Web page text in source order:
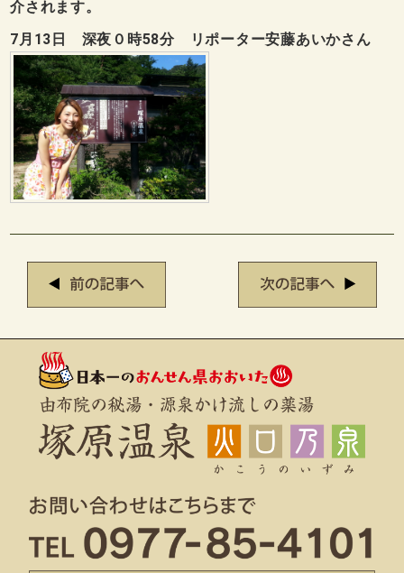
介されます。
7月13日 深夜０時58分 リポーター安藤あいかさん